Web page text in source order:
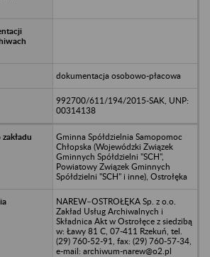
dokumentacja osobowo-płacowa
992700/611/194/2015-SAK, UNP:
00314138
Gminna Spółdzielnia Samopomoc
Chłopska (Wojewódzki Związek
Gminnych Spółdzielni "SCH",
Powiatowy Związek Gminnych
Spółdzielni "SCH" i inne), Ostrołęka
NAREW–OSTROŁĘKA Sp. z o.o.
Zakład Usług Archiwalnych i
Składnica Akt w Ostrołęce z siedzibą
w: Ławy 81 C, 07-411 Rzekuń, tel.
(29) 760-52-91, fax: (29) 760-57-34,
e-mail: archiwum-narew@o2.pl